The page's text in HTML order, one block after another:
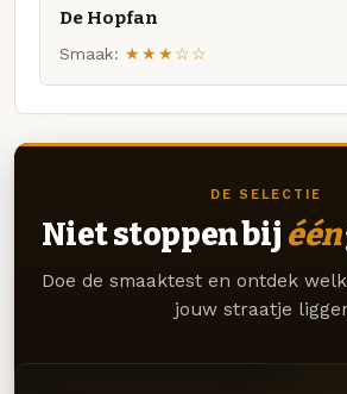
De Hopfan
Smaak: ★★★☆☆
DE SELECTIE
Niet stoppen bij één
Doe de smaaktest en ontdek
jouw straatje